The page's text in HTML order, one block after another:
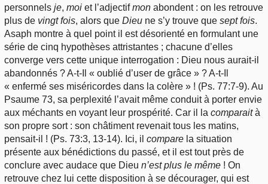
personnels je, moi et l’adjectifmon abondent : on les retrouve
plus de vingt fois, alors que Dieu ne s’y trouve que sept fois.
Asaph montre à quel point il est désorienté en formulant une
série de cinq hypothèses attristantes ; chacune d’elles
converge vers cette unique interrogation : Dieu nous aurait-il
abandonnés ? A-t-Il « oublié d’user de grâce » ? A-t-Il
« enfermé ses miséricordes dans la colère » ! (Ps. 77:7-9). Au
Psaume 73, sa perplexité l’avait même conduit à porter envie
aux méchants en voyant leur prospérité. Car il la comparaità
son propre sort : son châtiment revenait tous les matins,
pensait-il ! (Ps. 73:3, 13-14). Ici, il compare la situation
présente aux bénédictions du passé, et il est tout près de
conclure avec audace que Dieu n’est plus le même ! On
retrouve chez lui cette disposition à se décourager, qui est